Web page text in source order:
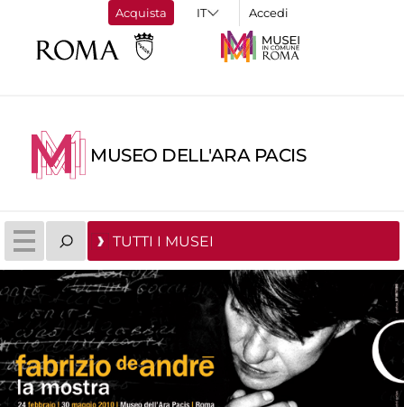
Acquista Accedi
MUSEO DELL'ARA PACIS
TUTTI I MUSEI